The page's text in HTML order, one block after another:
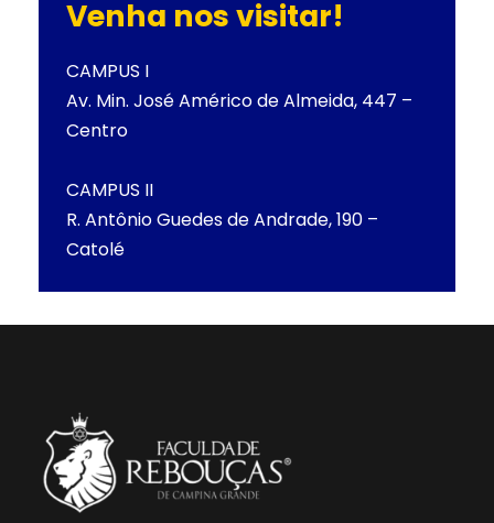
Venha nos visitar!
CAMPUS I
Av. Min. José Américo de Almeida, 447 –
Centro
CAMPUS II
R. Antônio Guedes de Andrade, 190 –
Catolé